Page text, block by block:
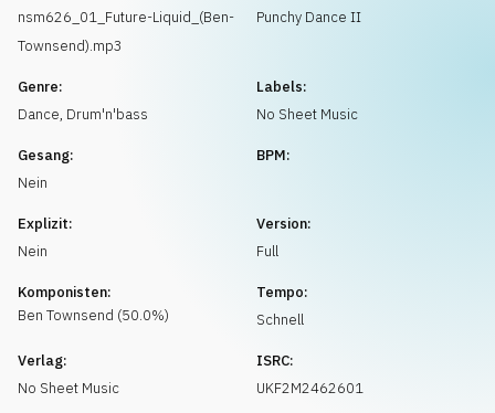
nsm626_01_Future-Liquid_(Ben-
Townsend).mp3
Punchy Dance II
Genre:
Dance, Drum'n'bass
Labels:
No Sheet Music
Gesang:
Nein
BPM:
Explizit:
Nein
Version:
Full
Komponisten:
Ben Townsend (50.0%)
Tempo:
Schnell
Verlag:
No Sheet Music
ISRC:
UKF2M2462601